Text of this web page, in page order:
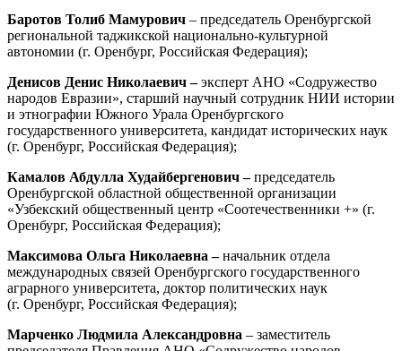
Баротов Толиб Мамурович – председатель Оренбургской
региональной таджикской национально-культурной
автономии (г. Оренбург, Российская Федерация);
Денисов Денис Николаевич –эксперт АНО «Содружество
народов Евразии», старший научный сотрудник НИИ истории
и этнографии Южного Урала Оренбургского
государственного университета, кандидат исторических наук
(г. Оренбург, Российская Федерация);
Камалов Абдулла Худайбергенович –председатель
Оренбургской областной общественной организации
«Узбекский общественный центр «Соотечественники +» (г.
Оренбург, Российская Федерация);
Максимова Ольга Николаевна –начальник отдела
международных связей Оренбургского государственного
аграрного университета, доктор политических наук
(г. Оренбург, Российская Федерация);
Марченко Людмила Александровна – заместитель